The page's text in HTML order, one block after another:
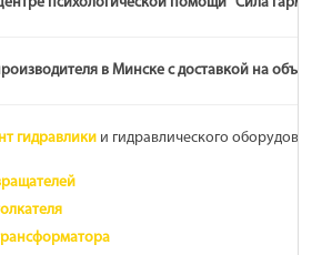
в Минске с доставкой на
гидравлики и гидравлического